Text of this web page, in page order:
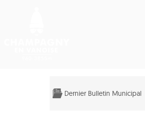
Dernier Bulletin Municipal